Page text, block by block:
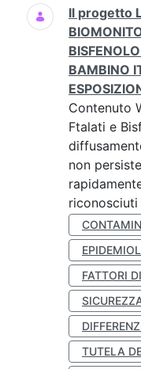
Il progetto
BAMBINO
Contenuto
Ftalati e
non
FATTORI
TUTELA